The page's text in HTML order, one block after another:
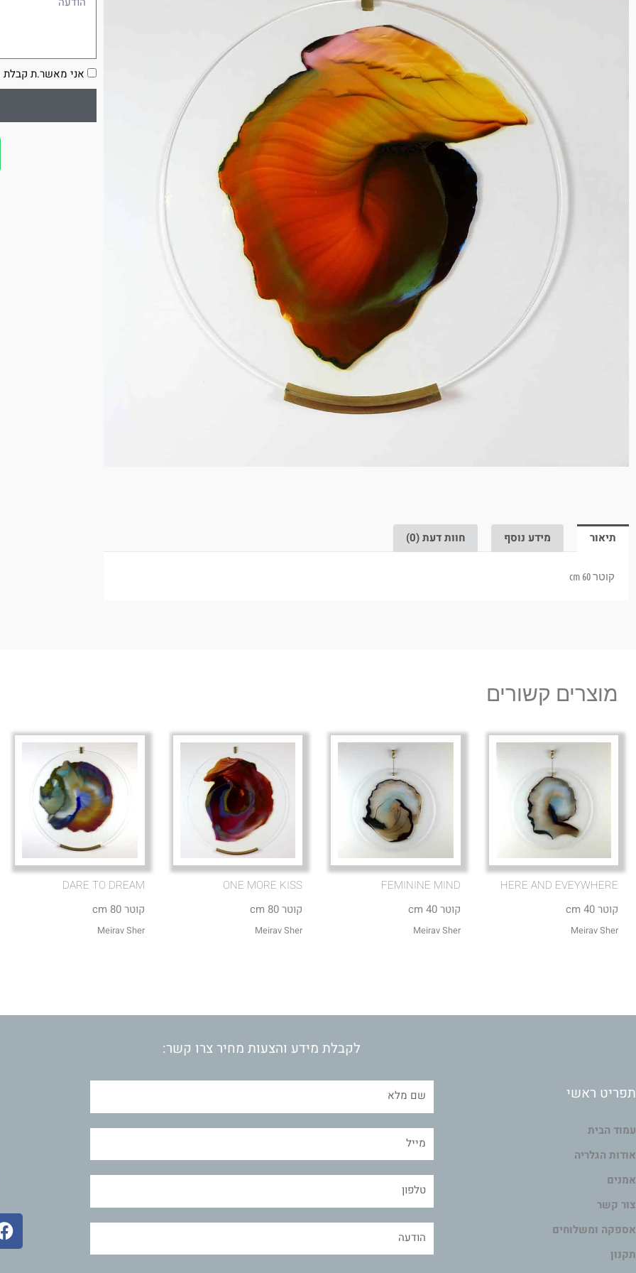
תיאור מידע נוסף חוות דעת (0)
קוטר 60 cm
הסכמה
אני מאשר.ת קבלת
מוצרים קשורים
HERE AND EVEYWHERE
קוטר 40 cm
Meirav Sher
FEMININE MIND
קוטר 40 cm
Meirav Sher
ONE MORE KISS
קוטר 80 cm
Meirav Sher
DARE TO DREAM
קוטר 80 cm
Meirav Sher
תפריט ראשי
עמוד הבית
אודות הגלריה
אמנים
צור קשר
אספקה ומשלוחים
תקנון
לקבלת מידע והצעות מחיר צרו קשר: